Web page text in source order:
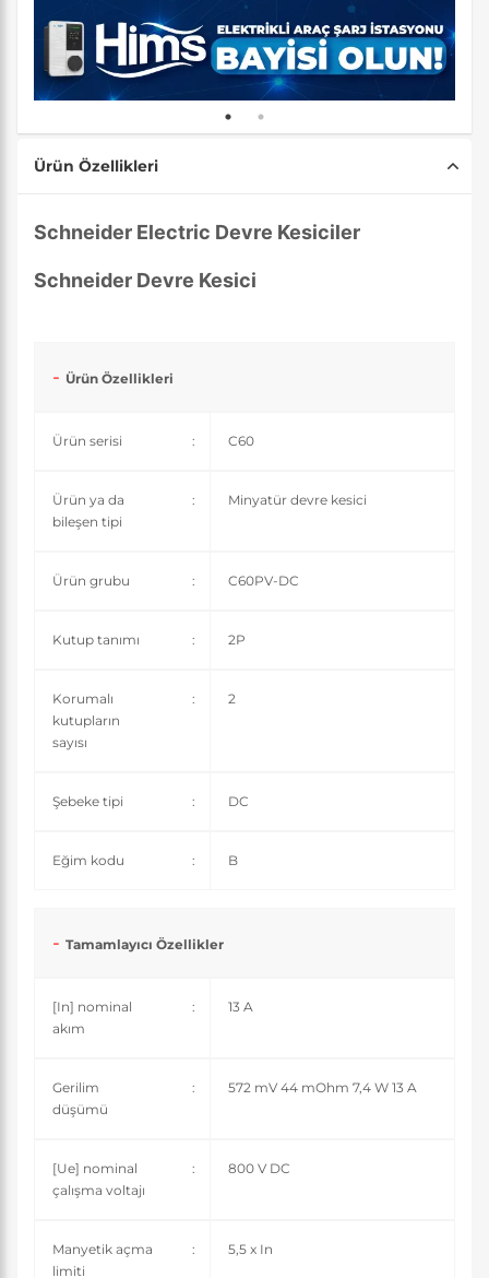
Ürün Özellikleri
Schneider Electric Devre Kesiciler
Schneider Devre Kesici
Ürün Özellikleri
Ürün serisi : C60
Ürün ya da
bileşen tipi
: Minyatür devre kesici
Ürün grubu : C60PV-DC
Kutup tanımı : 2P
Korumalı
kutupların
sayısı
: 2
Şebeke tipi : DC
Eğim kodu : B
Tamamlayıcı Özellikler
[In] nominal
akım
: 13 A
Gerilim
düşümü
: 572 mV 44 mOhm 7,4 W 13 A
[Ue] nominal
çalışma voltajı
: 800 V DC
Manyetik açma
limiti
: 5,5 x In